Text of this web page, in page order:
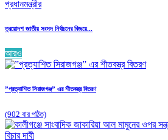
ত্রয়োদশ জাতীয় সংসদ নির্বাচনের বিজয়ে...
আরও
”প্রত্যাশিত সিরাজগঞ্জ” এর শীতবস্ত্র বিতরণ
(902 বার পঠিত)